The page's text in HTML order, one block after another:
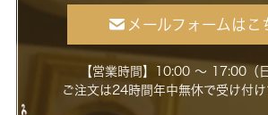
メールフォームはこ
【営業時間】10:00 ～ 17:00（
ご注文は24時間年中無休で受け付け